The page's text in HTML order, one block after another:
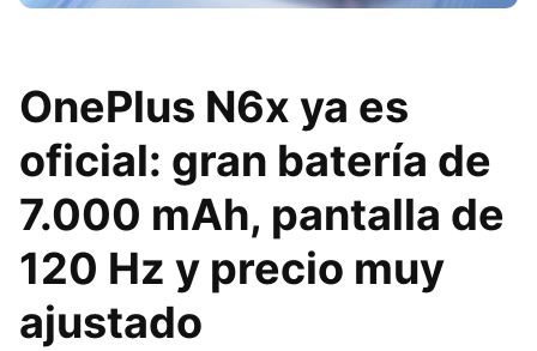
OnePlus N6x ya es
oficial: gran batería de
7.000 mAh, pantalla de
120 Hz y precio muy
ajustado